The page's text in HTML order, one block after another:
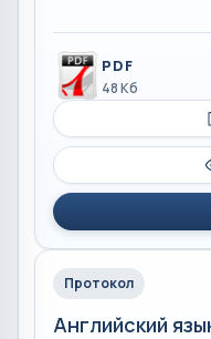
PDF
48 Кб
Протокол
Английский